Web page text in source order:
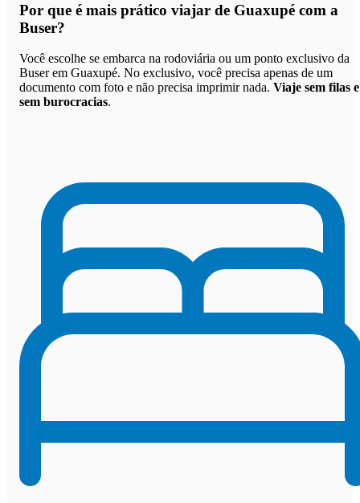
Por que é mais prático viajar de Guaxupé com a
Buser?
Você escolhe se embarca na rodoviária ou um ponto exclusivo da
Buser em Guaxupé. No exclusivo, você precisa apenas de um
documento com foto e não precisa imprimir nada. Viaje sem filas e
sem burocracias.